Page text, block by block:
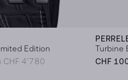
Edition
CHF 4’780
Turbine
CHF